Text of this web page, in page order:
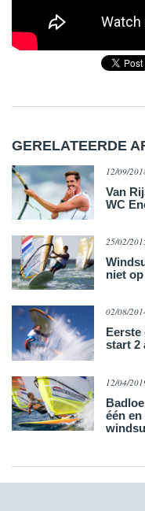
GERELATEERDE
12/09/
Van
WC
25/02/
niet
02/08/
Eerste
start 2
12/04/
één